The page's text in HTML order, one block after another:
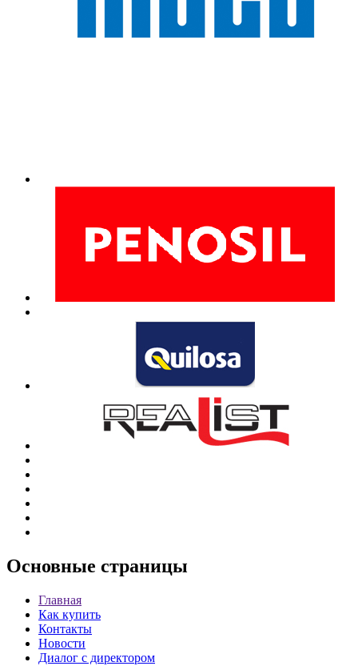
Основные страницы
Главная
Как купить
Контакты
Новости
Диалог с директором